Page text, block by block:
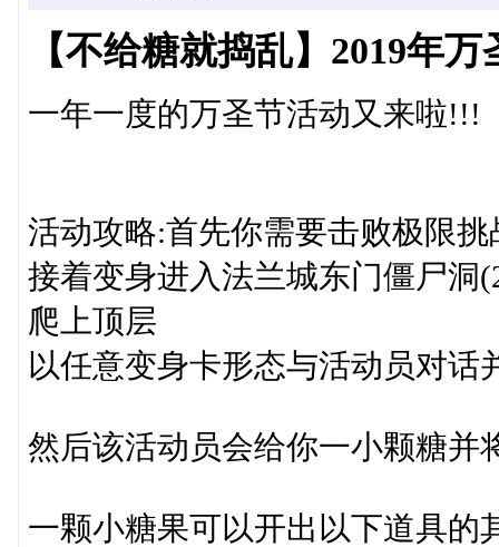
【不给糖就捣乱】2019年
一年一度的万圣节活动又来啦!!!
活动攻略:首先你需要击败极限
接着变身进入法兰城东门僵尸洞
爬上顶层
以任意变身卡形态与活动员对话
然后该活动员会给你一小颗糖并
一颗小糖果可以开出以下道具的